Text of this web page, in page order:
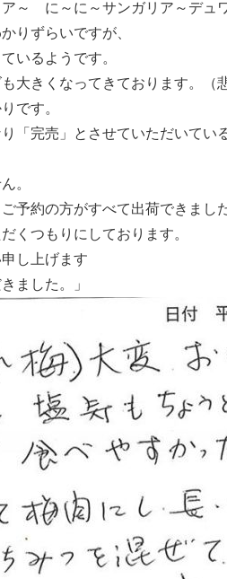
ア～ に～に～サンガリア～デュ
りずらいですが、
いるようです。
大きくなってきております。（悲
です。
「完売」とさせていただいてい
。
予約の方がすべて出荷できまし
くつもりにしております。
し上げます
ました。」